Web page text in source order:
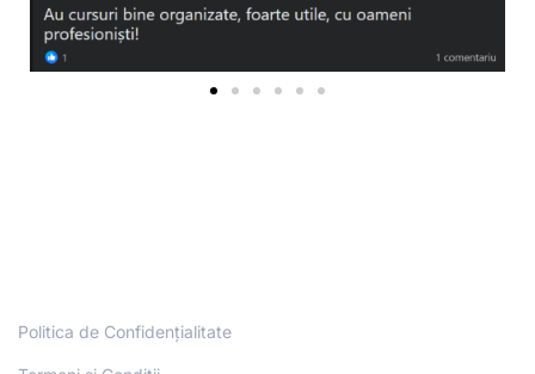
Politica de Confidențialitate